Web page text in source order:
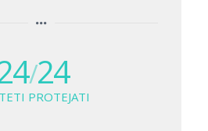
/24
PROTEJATI